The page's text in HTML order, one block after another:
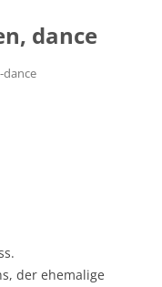
dance
dance
der ehemalige